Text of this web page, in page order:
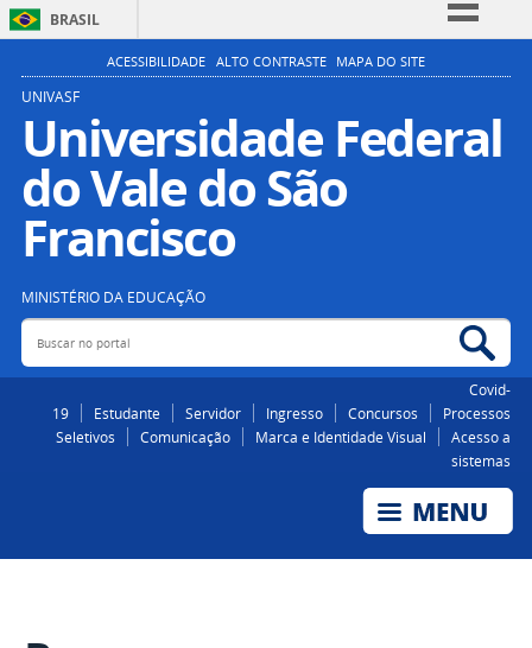
BRASIL
Simplifique!
Participe
Acesso à informação
Legislação
ACESSIBILIDADE ALTO CONTRASTE MAPA DO SITE
UNIVASF
Universidade Federal
do Vale do São
Francisco
MINISTÉRIO DA EDUCAÇÃO
Buscar no portal
Covid-
19
Estudante Servidor Ingresso Concursos
Processos
Seletivos
Comunicação Marca e Identidade Visual
Acesso a
sistemas